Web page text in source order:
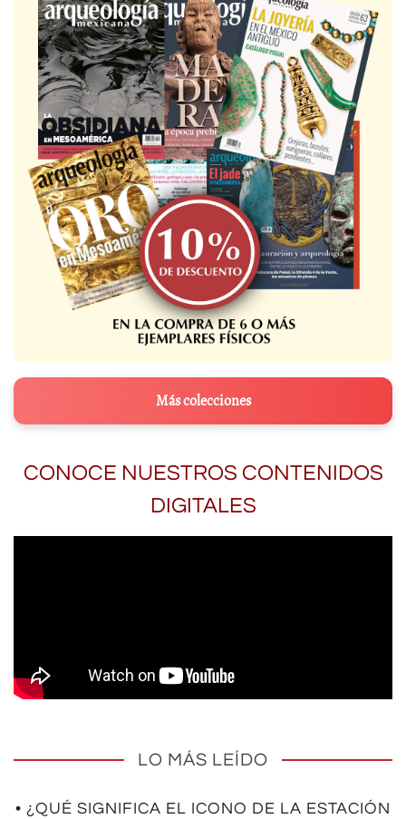
Más colecciones
CONOCE NUESTROS CONTENIDOS
DIGITALES
LO MÁS LEÍDO
• ¿QUÉ SIGNIFICA EL ICONO DE LA ESTACIÓN